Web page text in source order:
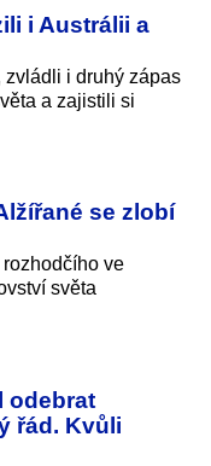
i Austrálii a
zvládli i druhý zápas
a zajistili si
se zlobí
ve
světa
odebrat
řád. Kvůli